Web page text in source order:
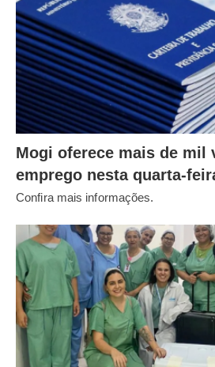
Mogi oferece mais de mil
emprego nesta quarta-
Confira mais informações.